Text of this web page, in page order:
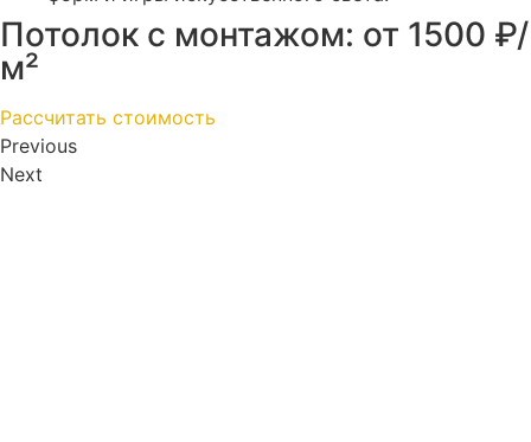
Потолок с монтажом: от 1500 ₽/
м²
Рассчитать стоимость
Previous
Next